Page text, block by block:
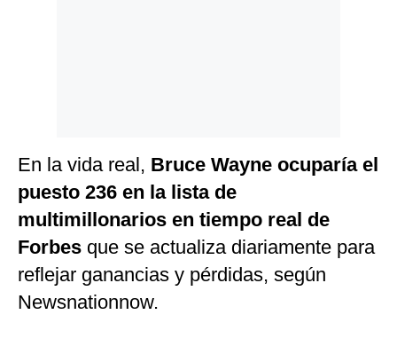
En la vida real, Bruce Wayne ocuparía el
puesto 236 en la lista de
multimillonarios en tiempo real de
Forbes que se actualiza diariamente para
reflejar ganancias y pérdidas, según
Newsnationnow.